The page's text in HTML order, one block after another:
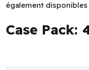
également disponibles
Case Pack: